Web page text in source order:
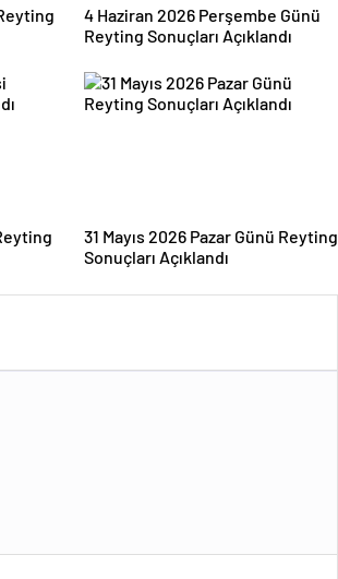
4 Haziran 2026 Perşembe Günü
Reyting Sonuçları Açıklandı
31 Mayıs 2026 Pazar Günü Reyting
Sonuçları Açıklandı